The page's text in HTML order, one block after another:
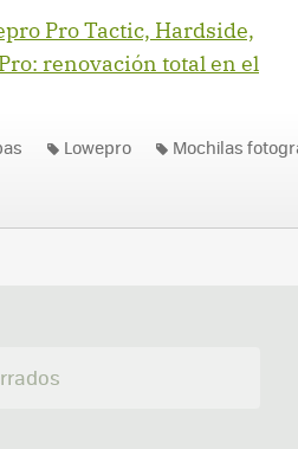
Pro Tactic, Hardside,
renovación total en el
Lowepro Mochilas